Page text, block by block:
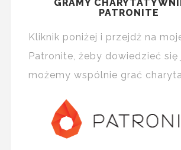
GRAMY
PATRONITE
Kliknik poniżej i przejdż na
Patronite, żeby dowiedzieć się
możemy wspólnie grać